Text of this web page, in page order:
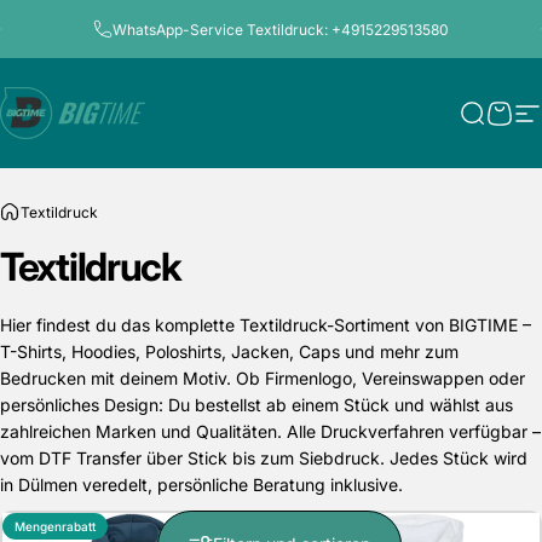
WhatsApp-Service Textildruck: +4915229513580
Bigtime.de Suche
Textildruck
Textildruck
Hier findest du das komplette Textildruck-Sortiment von BIGTIME –
T-Shirts, Hoodies, Poloshirts, Jacken, Caps und mehr zum
Bedrucken mit deinem Motiv. Ob Firmenlogo, Vereinswappen oder
persönliches Design: Du bestellst ab einem Stück und wählst aus
zahlreichen Marken und Qualitäten. Alle Druckverfahren verfügbar –
vom DTF Transfer über Stick bis zum Siebdruck. Jedes Stück wird
in Dülmen veredelt, persönliche Beratung inklusive.
Mengenrabatt